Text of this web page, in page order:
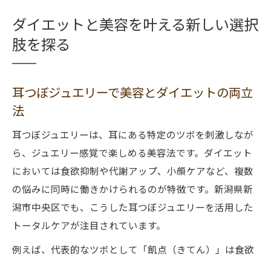
ダイエットと美容を叶える新しい選択
肢を探る
耳つぼジュエリーで美容とダイエットの両立
法
耳つぼジュエリーは、耳にある特定のツボを刺激しなが
ら、ジュエリー感覚で楽しめる美容法です。ダイエット
においては食欲抑制や代謝アップ、小顔ケアなど、複数
の悩みに同時に働きかけられるのが特徴です。新潟県新
潟市中央区でも、こうした耳つぼジュエリーを活用した
トータルケアが注目されています。
例えば、代表的なツボとして「飢点（きてん）」は食欲